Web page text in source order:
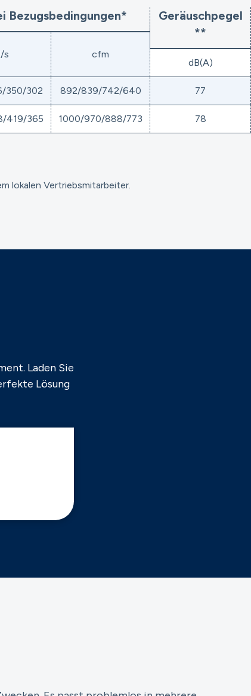
Bezugsbedingungen*
Geräuschpegel
**
s cfm
dB(A)
350/302 892/839/742/640 77
419/365 1000/970/888/773 78
lokalen Vertriebsmitarbeiter.
Laden Sie
Lösung